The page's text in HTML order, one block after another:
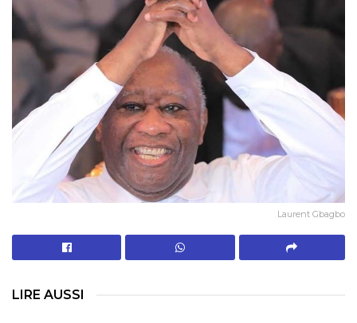
Laurent Gbagbo
LIRE AUSSI